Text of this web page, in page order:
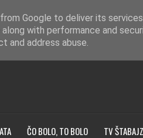
ČO BOLO, TO BOLO TV
Google to deliver its
along with performance and
and address abuse.